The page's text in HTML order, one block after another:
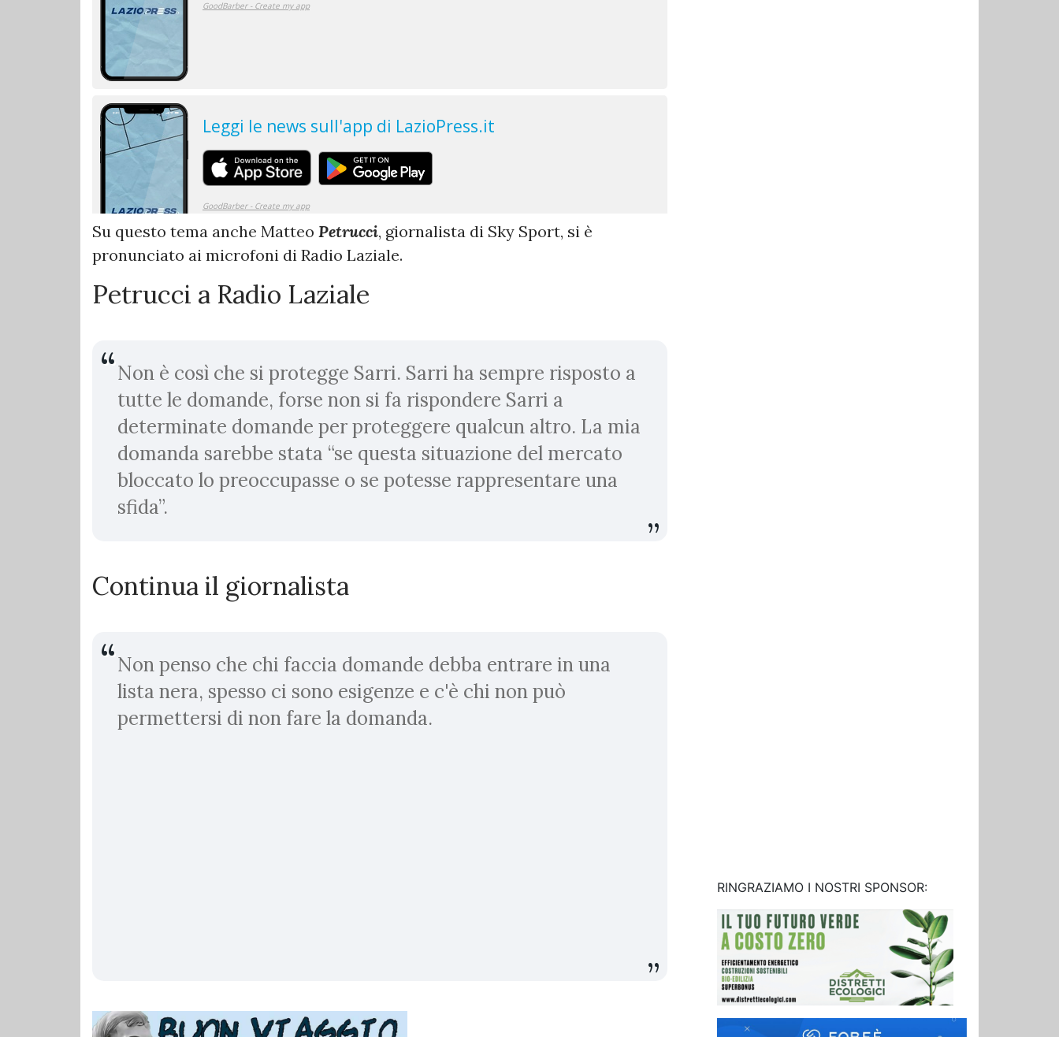
Su questo tema anche Matteo Petrucci, giornalista di Sky Sport, si è
pronunciato ai microfoni di Radio Laziale.
Petrucci a Radio Laziale
Non è così che si protegge Sarri. Sarri ha sempre risposto a
tutte le domande, forse non si fa rispondere Sarri a
determinate domande per proteggere qualcun altro. La mia
domanda sarebbe stata “se questa situazione del mercato
bloccato lo preoccupasse o se potesse rappresentare una
sfida”.
Continua il giornalista
Non penso che chi faccia domande debba entrare in una
lista nera, spesso ci sono esigenze e c'è chi non può
permettersi di non fare la domanda.
RINGRAZIAMO I NOSTRI SPONSOR: